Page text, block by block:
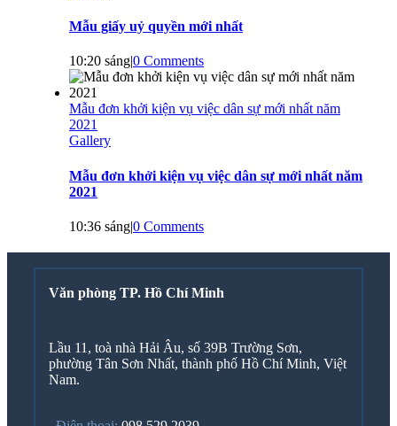
Mẫu giấy uỷ quyền mới nhất
10:20 sáng|0 Comments
Mẫu đơn khởi kiện vụ việc dân sự mới nhất năm
2021
Gallery
Mẫu đơn khởi kiện vụ việc dân sự mới nhất năm
2021
10:36 sáng|0 Comments
Văn phòng TP. Hồ Chí Minh
Lầu 11, toà nhà Hải Âu, số 39B Trường Sơn,
phường Tân Sơn Nhất, thành phố Hồ Chí Minh, Việt
Nam.